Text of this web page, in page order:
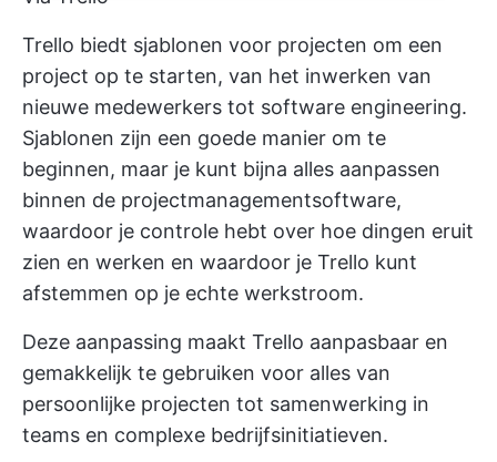
Trello biedt sjablonen voor projecten om een
project op te starten, van het inwerken van
nieuwe medewerkers tot software engineering.
Sjablonen zijn een goede manier om te
beginnen, maar je kunt bijna alles aanpassen
binnen de projectmanagementsoftware,
waardoor je controle hebt over hoe dingen eruit
zien en werken en waardoor je Trello kunt
afstemmen op je echte werkstroom.
Deze aanpassing maakt Trello aanpasbaar en
gemakkelijk te gebruiken voor alles van
persoonlijke projecten tot samenwerking in
teams en complexe bedrijfsinitiatieven.